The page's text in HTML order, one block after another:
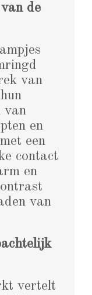
de
van
van
en
een
contact
en
van
vertelt